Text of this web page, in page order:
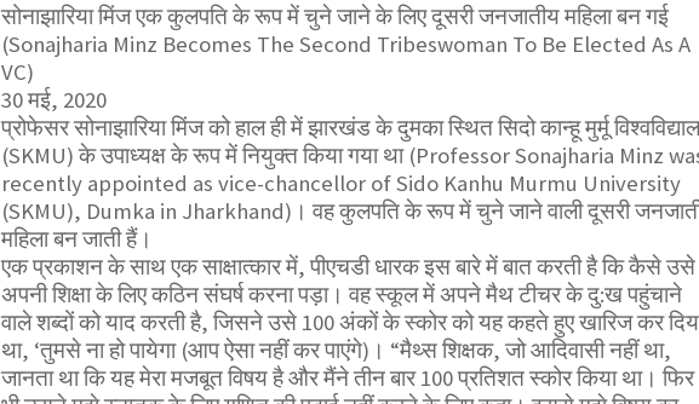
सोनाझारिया मिंज एक कुलपति के रूप में चुने जाने के लिए दूसरी जनजातीय महिला बन गई
(Sonajharia Minz Becomes The Second Tribeswoman To Be Elected As A
VC)
30 मई, 2020
प्रोफेसर सोनाझारिया मिंज को हाल ही में झारखंड के दुमका स्थित सिदो कान्हू मुर्मू
(SKMU) के उपाध्यक्ष के रूप में नियुक्त किया गया था (Professor Sonajharia Minz
recently appointed as vice-chancellor of Sido Kanhu Murmu University
(SKMU), Dumka in Jharkhand)। वह कुलपति के रूप में चुने जाने वाली दूसरी
महिला बन जाती हैं।
एक प्रकाशन के साथ एक साक्षात्कार में, पीएचडी धारक इस बारे में बात करती है कि कैसे उसे
अपनी शिक्षा के लिए कठिन संघर्ष करना पड़ा। वह स्कूल में अपने मैथ टीचर के दु:ख पहुंचाने
वाले शब्दों को याद करती है, जिसने उसे 100 अंकों के स्कोर को यह कहते हुए खारिज कर
था, ‘तुमसे ना हो पायेगा (आप ऐसा नहीं कर पाएंगे)। “मैथ्स शिक्षक, जो आदिवासी नहीं था,
जानता था कि यह मेरा मजबूत विषय है और मैंने तीन बार 100 प्रतिशत स्कोर किया था। फिर